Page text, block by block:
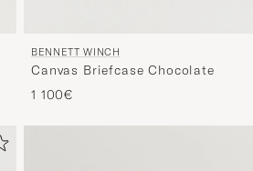
BENNETT WINCH
Canvas Briefcase Chocolate
1 100€